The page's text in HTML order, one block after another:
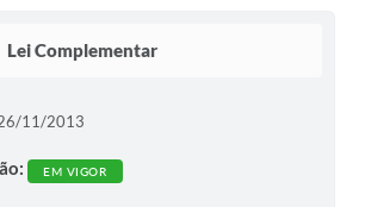
Lei Complementar
11/2013
EM VIGOR